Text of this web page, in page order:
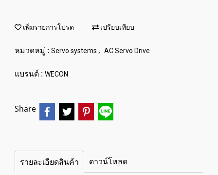
เพิ่มรายการโปรด เปรียบเทียบ
หมวดหมู่ : Servo systems , AC Servo Drive
แบรนด์ : WECON
Share
รายละเอียดสินค้า ดาวน์โหลด